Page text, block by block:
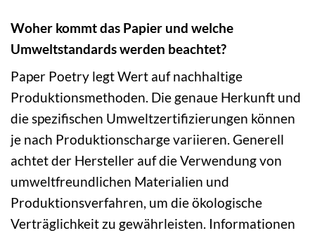
Woher kommt das Papier und welche
Umweltstandards werden beachtet?
Paper Poetry legt Wert auf nachhaltige
Produktionsmethoden. Die genaue Herkunft und
die spezifischen Umweltzertifizierungen können
je nach Produktionscharge variieren. Generell
achtet der Hersteller auf die Verwendung von
umweltfreundlichen Materialien und
Produktionsverfahren, um die ökologische
Verträglichkeit zu gewährleisten. Informationen